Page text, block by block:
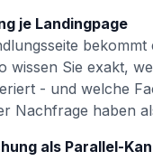
je Landingpage
bekommt
wissen Sie exakt,
- und welche
Nachfrage haben
als Parallel-